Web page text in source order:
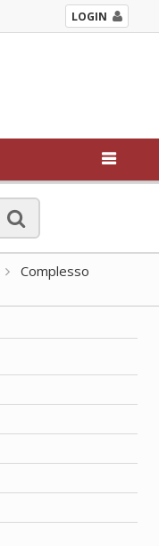
LOGIN
Complesso